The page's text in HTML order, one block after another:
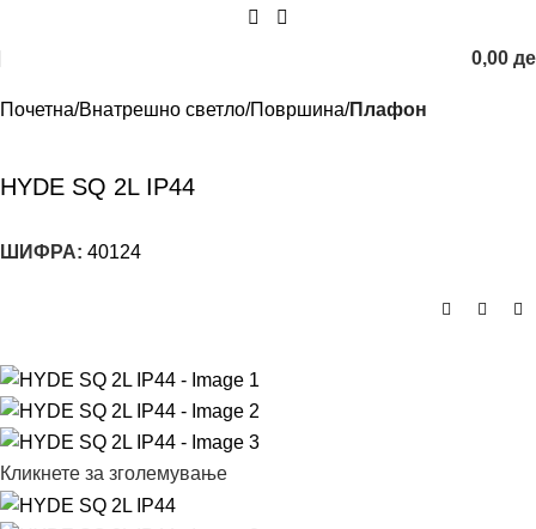
0,00
Почетна Внатрешно светло Површина Плафон
HYDE SQ 2L IP44
ШИФРА: 40124
Кликнете за зголемување